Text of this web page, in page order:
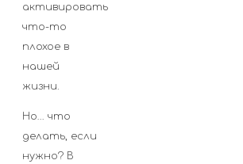
активировать
что-то
плохое в
нашей
жизни.
Но… что
делать, если
нужно? В